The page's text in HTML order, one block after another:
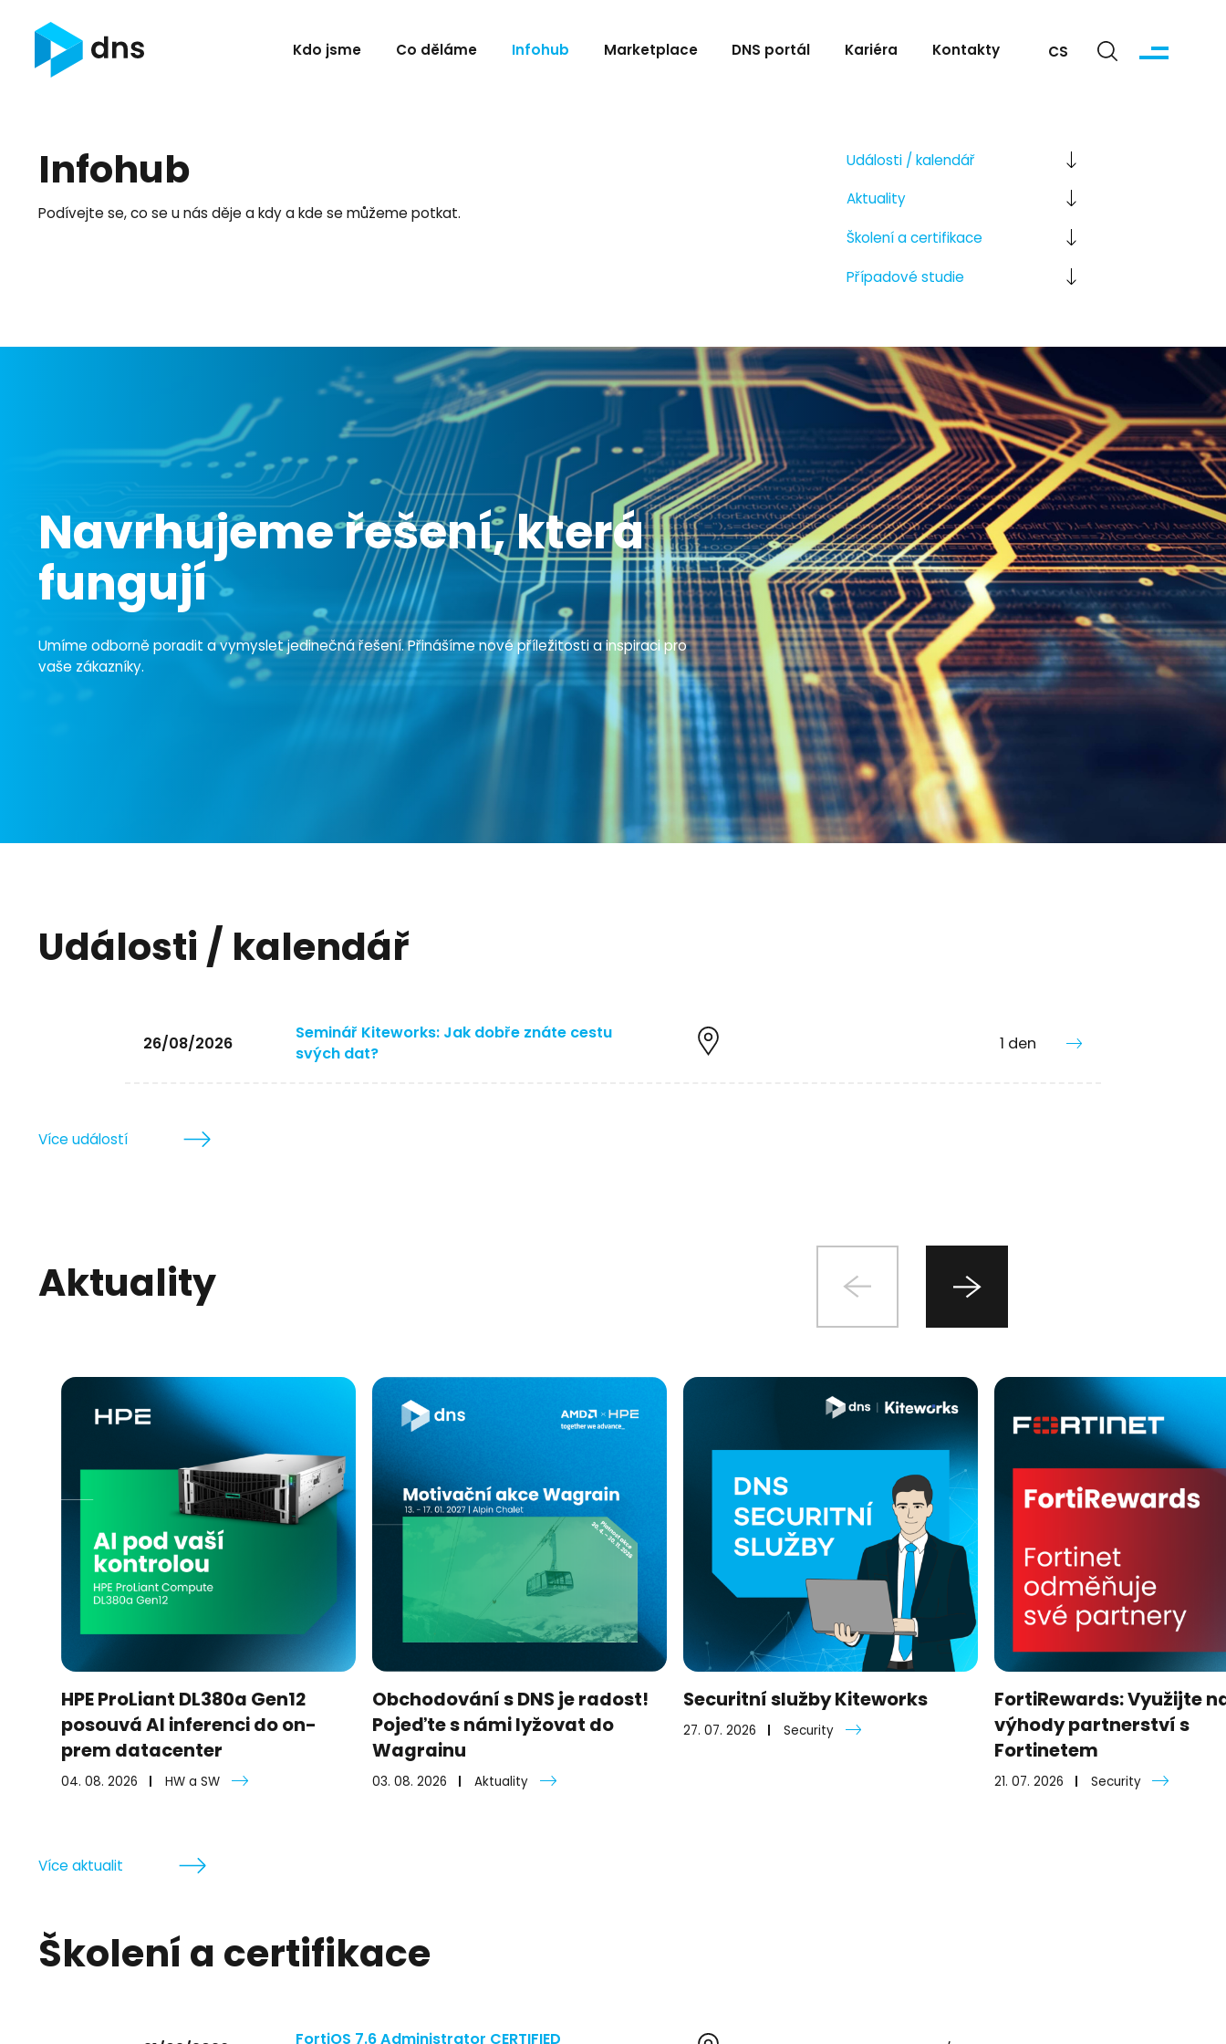
Kdo jsme Co děláme Infohub Marketplace DNS portál Kariéra Kontakty CS
Infohub
Podívejte se, co se u nás děje a kdy a kde se můžeme potkat.
Události / kalendář
Aktuality
Školení a certifikace
Případové studie
Navrhujeme řešení, která
fungují
Umíme odborně poradit a vymyslet jedinečná řešení. Přinášíme nové příležitosti a inspiraci pro
vaše zákazníky.
Události / kalendář
26/08/2026
Seminář Kiteworks: Jak dobře znáte cestu
svých dat?
1 den
Více událostí
Aktuality
HPE ProLiant DL380a Gen12
posouvá AI inferenci do on-
prem datacenter
04. 08. 2026 HW a SW
Obchodování s DNS je radost!
Pojeďte s námi lyžovat do
Wagrainu
03. 08. 2026 Aktuality
Securitní služby Kiteworks
27. 07. 2026 Security
FortiRewards: Využijte
výhody partnerství s
Fortinetem
21. 07. 2026 Security
Více aktualit
Školení a certifikace